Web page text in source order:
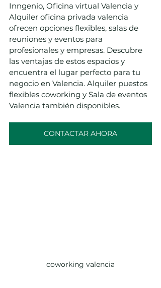
Inngenio, Oficina virtual Valencia y
Alquiler oficina privada valencia
ofrecen opciones flexibles, salas de
reuniones y eventos para
profesionales y empresas. Descubre
las ventajas de estos espacios y
encuentra el lugar perfecto para tu
negocio en Valencia. Alquiler puestos
flexibles coworking y Sala de eventos
Valencia también disponibles.
CONTACTAR AHORA
coworking valencia